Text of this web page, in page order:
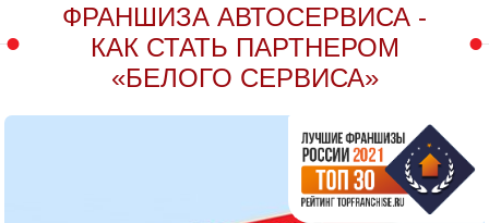
Киров
Краснодар
Красноярск
Москва и Московская область
ФРАНШИЗА АВТОСЕРВИСА -
КАК СТАТЬ ПАРТНЕРОМ
«БЕЛОГО СЕРВИСА»